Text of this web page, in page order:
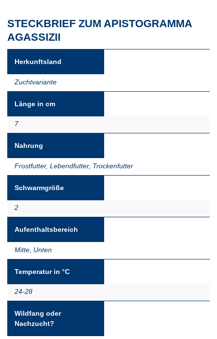
STECKBRIEF ZUM APISTOGRAMMA
AGASSIZII
Herkunftsland
Zuchtvariante
Länge in cm
7
Nahrung
Frostfutter, Lebendfutter, Trockenfutter
Schwarmgröße
2
Aufenthaltsbereich
Mitte Unten
Temperatur in °C
24-28
Wildfang oder
Nachzucht?